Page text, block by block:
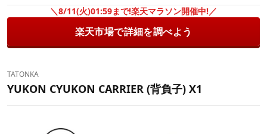
＼8/11(火)01:59まで!楽天マラソン開催中!／
楽天市場で詳細を調べよう
TATONKA
YUKON CYUKON CARRIER (背負子) X1